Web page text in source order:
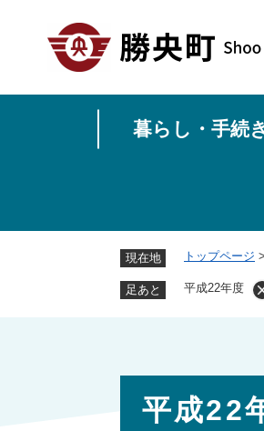
先
暮らし・手続
現在地 トップページ >
足あと 平成22年度
平成22